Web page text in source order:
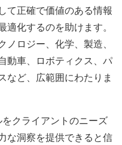
て正確で価値のある情報
化するのを助けます。
ロジー、化学、製造、
動車、ロボティクス、パ
など、広範囲にわたりま
をクライアントのニーズ
な洞察を提供できると信